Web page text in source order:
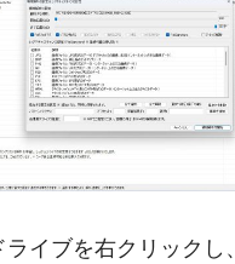
イブを右クリックし、